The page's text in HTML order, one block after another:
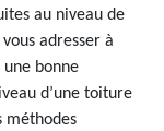
au niveau de
adresser à
une bonne
d’une toiture
méthodes